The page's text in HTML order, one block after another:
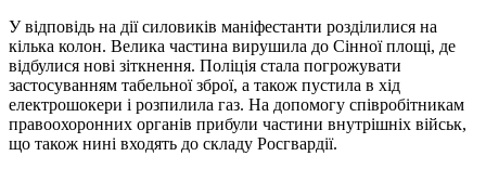
У відповідь на дії силовиків маніфестанти розділилися на
кілька колон. Велика частина вирушила до Сінної площі, де
відбулися нові зіткнення. Поліція стала погрожувати
застосуванням табельної зброї, а також пустила в хід
електрошокери і розпилила газ. На допомогу співробітникам
правоохоронних органів прибули частини внутрішніх військ,
що також нині входять до складу Росгвардії.